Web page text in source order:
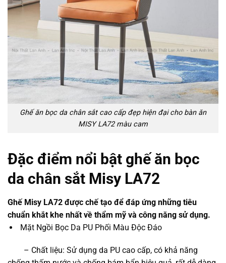
Ghế ăn bọc da chân sắt cao cấp đẹp hiện đại cho bàn ăn
MISY LA72 màu cam
Đặc điểm nổi bật ghế ăn bọc
da chân sắt Misy LA72
Ghế Misy LA72 được chế tạo để đáp ứng những tiêu
chuẩn khắt khe nhất về thẩm mỹ và công năng sử dụng.
Mặt Ngồi Bọc Da PU Phối Màu Độc Đáo
– Chất liệu: Sử dụng da PU cao cấp, có khả năng